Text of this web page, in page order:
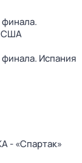
США
Испания
- «Спартак»